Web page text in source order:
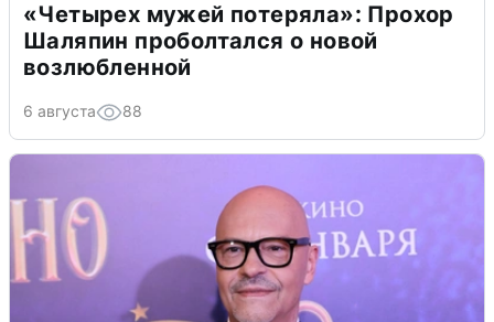
«Четырех мужей потеряла»: Прохор
Шаляпин проболтался о новой
возлюбленной
6 августа 88